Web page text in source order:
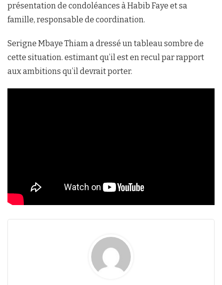
présentation de condoléances à Habib Faye et sa
famille, responsable de coordination.
Serigne Mbaye Thiam a dressé un tableau sombre de
cette situation. estimant qu’il est en recul par rapport
aux ambitions qu’il devrait porter.